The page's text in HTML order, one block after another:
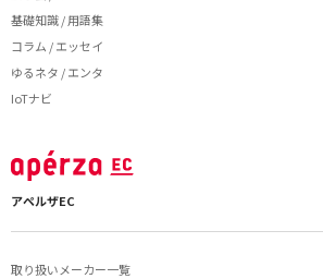
基礎知識 / 用語集
コラム / エッセイ
ゆるネタ / エンタ
IoTナビ
アペルザEC
取り扱いメーカー一覧